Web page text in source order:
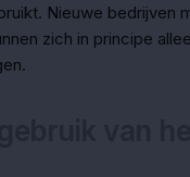
Nieuwe bedrijven
zich in principe